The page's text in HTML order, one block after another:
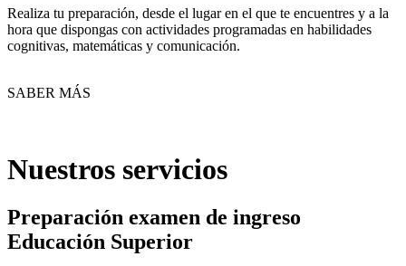
Realiza tu preparación, desde el lugar en el que te encuentres y a la
hora que dispongas con actividades programadas en habilidades
cognitivas, matemáticas y comunicación.
SABER MÁS
Nuestros servicios
Preparación examen de ingreso
Educación Superior